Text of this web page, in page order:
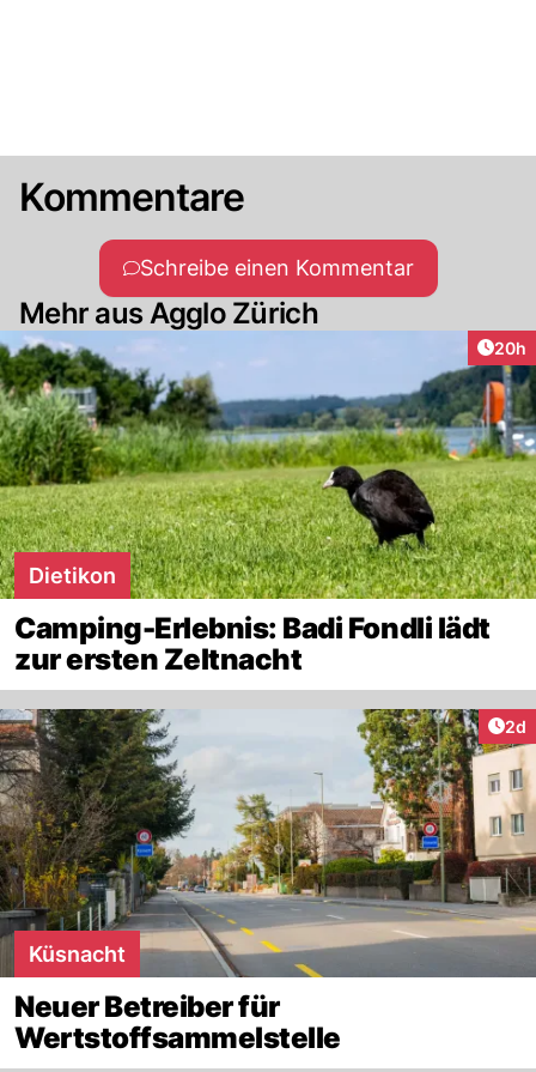
Kommentare
Schreibe einen Kommentar
Mehr aus Agglo Zürich
20h
Dietikon
Camping-Erlebnis: Badi Fondli lädt
zur ersten Zeltnacht
2d
Küsnacht
Neuer Betreiber für
Wertstoffsammelstelle